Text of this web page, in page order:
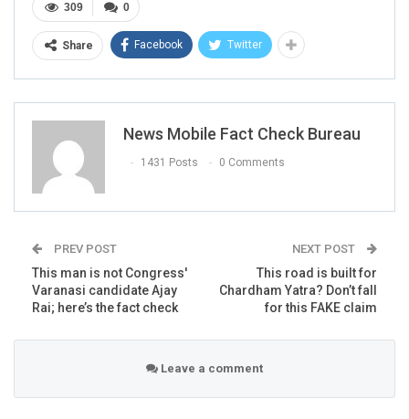
pic.twitter.com/Os6PxdF9GS
— BJP Bengal (@BJP4Bengal) April 23,
2019
At the time of filing this report, the above Tweet was
BJP West Bengal’s verified Facebook page as well.
0
309
Share Facebook Twitter
News Mobile Fact Check Bureau
1431 Posts 0 Comments
PREV POST
This man is not Congress'
Varanasi candidate Ajay
Rai; here’s the fact check
NEXT POST
This road is built for
Chardham Yatra? Don’t fall
for this FAKE claim
Leave a comment